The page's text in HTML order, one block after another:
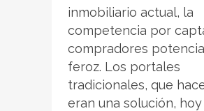
inmobiliario actual, la
competencia por
compradores
feroz. Los portales
tradicionales, que
eran una solución,